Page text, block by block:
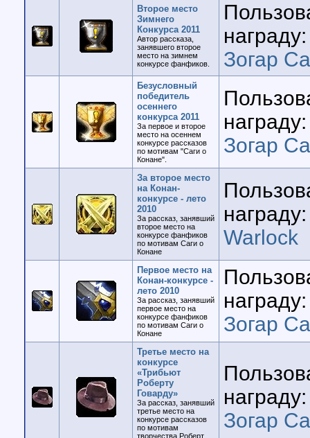
Второе место
Зимнего
Конкурса 2011
Автор рассказа,
занявшего второе
место на зимнем
конкурсе фанфиков.
Зогар
Безусловный
победитель
осеннего
конкурса 2011
За первое и второе
место на осеннем
конкурсе рассказов
по мотивам "Саги о
Конане".
Зогар
За второе место
на Конан-
конкурсе - лето
2010
За рассказ, занявший
второе место на
конкурсе фанфиков
по мотивам Саги о
Конане
Warlock
Первое место на
Конан-конкурсе -
лето 2010
За рассказ, занявший
первое место на
конкурсе фанфиков
по мотивам Саги о
Конане
Зогар
Третье место на
конкурсе
«Трибьют
Роберту
Говарду»
За рассказ, занявший
третье место на
конкурсе рассказов
по мотивам
творчества Роберт
Зогар